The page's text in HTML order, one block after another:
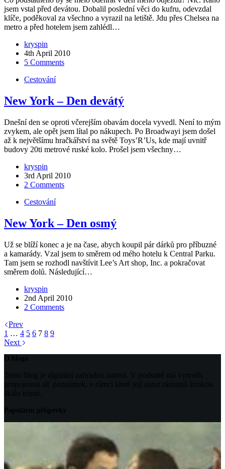
jsem vstal před devátou. Dobalil poslední věci do kufru, odevzdal
klíče, poděkoval za všechno a vyrazil na letiště. Jdu přes Chelsea na
metro a před hotelem jsem zahlédl…
kryspin
4th April 2010
5 Comments
Cestování
New York – Den devátý
Dnešní den se oproti včerejším obavám docela vyvedl. Není to mým
zvykem, ale opět jsem lítal po nákupech. Po Broadwayi jsem došel
až k největšímu hračkářství na světě Toys’R’Us, kde mají uvnitř
budovy 20ti metrové ruské kolo. Prošel jsem všechny…
kryspin
3rd April 2010
2 Comments
Cestování
New York – Den osmý
Už se blíží konec a je na čase, abych koupil pár dárků pro příbuzné
a kamarády. Vzal jsem to směrem od mého hotelu k Central Parku.
Tam jsem se rozhodl navštívit Lee’s Art shop, Inc. a pokračovat
směrem dolů. Následující…
kryspin
2nd April 2010
2 Comments
Prev
1 … 4 5 6 7 8 9
Next
O blogu
Tento blog je digitální zahradou autora. V podstatě má vytvořit
propojenou síť poznámek, v rámci které její autor zkoumá širokou
škálu témat.
Populární příspěvky